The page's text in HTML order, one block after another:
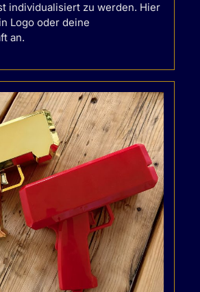
individualisiert zu werden. Hier
Logo oder deine
an.